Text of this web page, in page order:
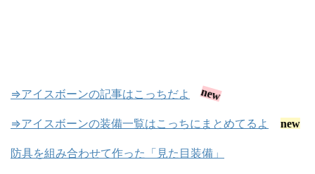
⇒アイスボーンの記事はこっちだよ new
⇒アイスボーンの装備一覧はこっちにまとめてるよ new
防具を組み合わせて作った「見た目装備」